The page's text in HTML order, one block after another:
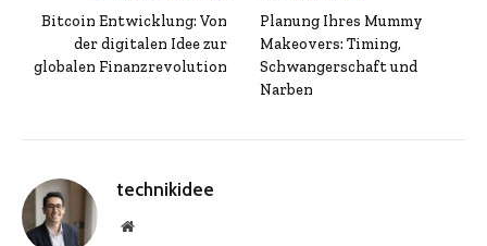
Bitcoin Entwicklung: Von
der digitalen Idee zur
globalen Finanzrevolution
Planung Ihres Mummy
Makeovers: Timing,
Schwangerschaft und
Narben
technikidee
Website